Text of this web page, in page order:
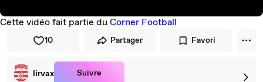
Cette vidéo fait partie du Corner Football
10 Partager Favori
lirvax Suivre